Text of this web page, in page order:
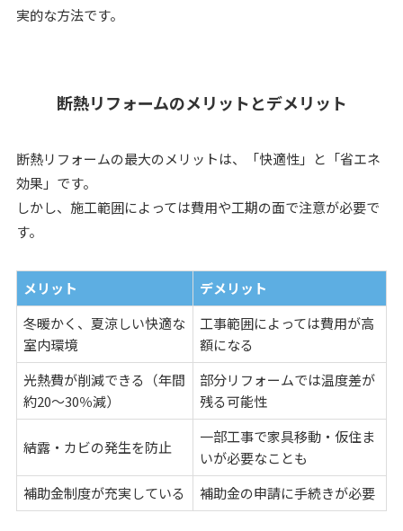
実的な方法です。
断熱リフォームのメリットとデメリット
断熱リフォームの最大のメリットは、「快適性」と「省エネ
効果」です。
しかし、施工範囲によっては費用や工期の面で注意が必要で
す。
メリット
デメリット
冬暖かく、夏涼しい快適な
室内環境
工事範囲によっては費用が高
額になる
光熱費が削減できる（年間
約20〜30％減）
部分リフォームでは温度差が
残る可能性
結露・カビの発生を防止
一部工事で家具移動・仮住ま
いが必要なことも
補助金制度が充実している
補助金の申請に手続きが必要